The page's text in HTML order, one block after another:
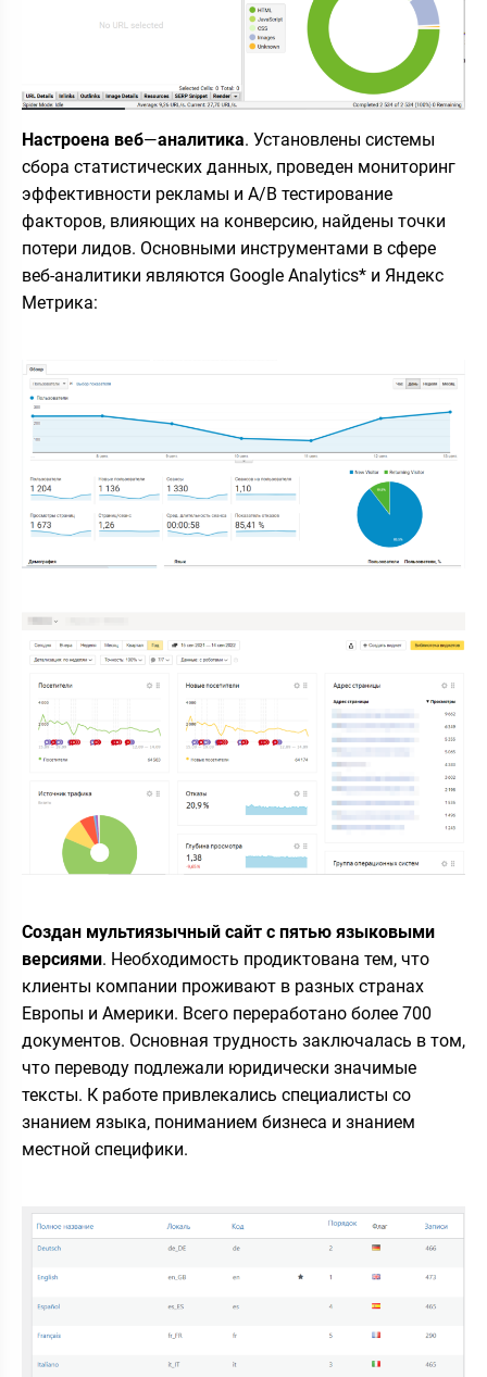
Настроена веб—аналитика. Установлены системы
сбора статистических данных, проведен мониторинг
эффективности рекламы и A/B тестирование
факторов, влияющих на конверсию, найдены точки
потери лидов. Основными инструментами в сфере
веб-аналитики являются Google Analytics* и Яндекс
Метрика:
Создан мультиязычный сайт с пятью языковыми
версиями. Необходимость продиктована тем, что
клиенты компании проживают в разных странах
Европы и Америки. Всего переработано более 700
документов. Основная трудность заключалась в том,
что переводу подлежали юридически значимые
тексты. К работе привлекались специалисты со
знанием языка, пониманием бизнеса и знанием
местной специфики.